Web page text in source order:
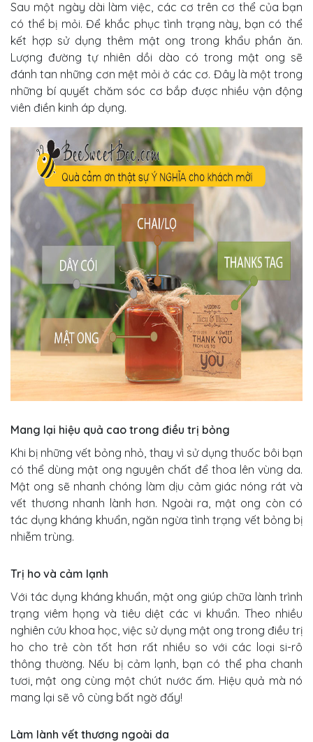
Sau một ngày dài làm việc, các cơ trên cơ thể của bạn
có thể bị mỏi. Để khắc phục tình trạng này, bạn có thể
kết hợp sử dụng thêm mật ong trong khẩu phần ăn.
Lượng đường tự nhiên dồi dào có trong mật ong sẽ
đánh tan những cơn mệt mỏi ở các cơ. Đây là một trong
những bí quyết chăm sóc cơ bắp được nhiều vận động
viên điền kinh áp dụng.
Mang lại hiệu quả cao trong điều trị bỏng
Khi bị những vết bỏng nhỏ, thay vì sử dụng thuốc bôi bạn
có thể dùng mật ong nguyên chất để thoa lên vùng da.
Mật ong sẽ nhanh chóng làm dịu cảm giác nóng rát và
vết thương nhanh lành hơn. Ngoài ra, mật ong còn có
tác dụng kháng khuẩn, ngăn ngừa tình trạng vết bỏng bị
nhiễm trùng.
Trị ho và cảm lạnh
Với tác dụng kháng khuẩn, mật ong giúp chữa lành trình
trạng viêm họng và tiêu diệt các vi khuẩn. Theo nhiều
nghiên cứu khoa học, việc sử dụng mật ong trong điều trị
ho cho trẻ còn tốt hơn rất nhiều so với các loại si-rô
thông thường. Nếu bị cảm lạnh, bạn có thể pha chanh
tươi, mật ong cùng một chút nước ấm. Hiệu quả mà nó
mang lại sẽ vô cùng bất ngờ đấy!
Làm lành vết thương ngoài da